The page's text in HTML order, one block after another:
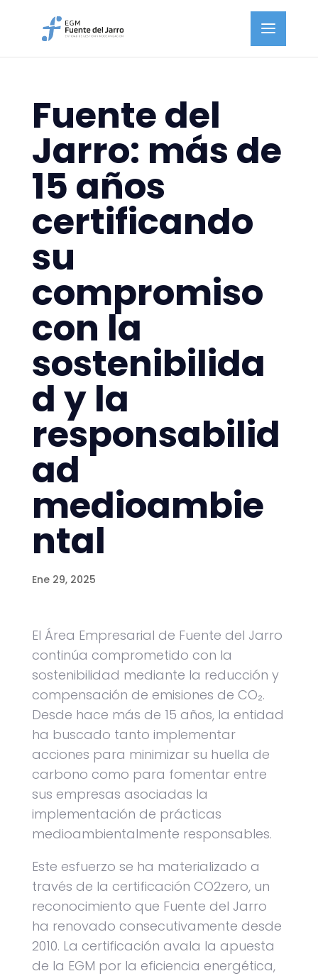
Fuente del
Jarro: más de
15 años
certificando
su
compromiso
con la
sostenibilida
d y la
responsabilid
ad
medioambie
ntal
Ene 29, 2025
El Área Empresarial de Fuente del Jarro
continúa comprometido con la
sostenibilidad mediante la reducción y
compensación de emisiones de CO₂.
Desde hace más de 15 años, la entidad
ha buscado tanto implementar
acciones para minimizar su huella de
carbono como para fomentar entre
sus empresas asociadas la
implementación de prácticas
medioambientalmente responsables.
Este esfuerzo se ha materializado a
través de la certificación CO2zero, un
reconocimiento que Fuente del Jarro
ha renovado consecutivamente desde
2010. La certificación avala la apuesta
de la EGM por la eficiencia energética,